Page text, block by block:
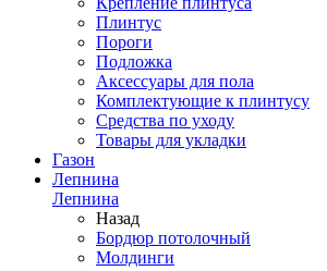
Плинтус
Пороги
Подложка
Аксессуары для пола
Комплектующие к плинтусу
Средства по уходу
Товары для укладки
Газон
Лепнина
Лепнина
Назад
Бордюр потолочный
Молдинги